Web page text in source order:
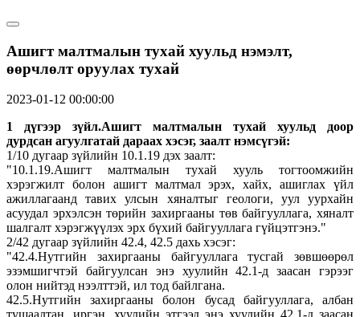
Ашигт малтмалын тухай хуульд нэмэлт,
өөрчлөлт оруулах тухай
2023-01-12 00:00:00
1 дүгээр зүйл.Ашигт малтмалын тухай хуульд доор
дурдсан агуулгатай дараах хэсэг, заалт нэмсүгэй:
1/10 дугаар зүйлийн 10.1.19 дэх заалт:
"10.1.19.Ашигт малтмалын тухай хууль тогтоомжийн
хэрэгжилт болон ашигт малтмал эрэх, хайх, ашиглах үйл
ажиллагаанд тавих улсын хяналтыг геологи, уул уурхайн
асуудал эрхэлсэн төрийн захиргааны төв байгууллага, хяналт
шалгалт хэрэгжүүлэх эрх бүхий байгууллага гүйцэтгэнэ."
2/42 дугаар зүйлийн 42.4, 42.5 дахь хэсэг:
"42.4.Нутгийн захиргааны байгууллага тусгай зөвшөөрөл
эзэмшигчтэй байгуулсан энэ хуулийн 42.1-д заасан гэрээг
олон нийтэд нээлттэй, ил тод байлгана.
42.5.Нутгийн захиргааны болон бусад байгууллага, албан